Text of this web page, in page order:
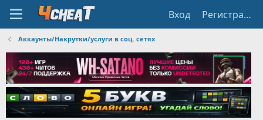
Вход Регистрация
Аккаунты/Накрутки/услуги в соц. сетях